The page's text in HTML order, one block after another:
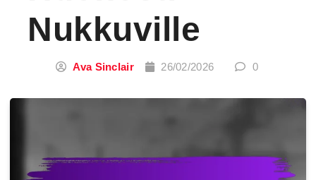
Nukkuville
Ava Sinclair 26/02/2026 0